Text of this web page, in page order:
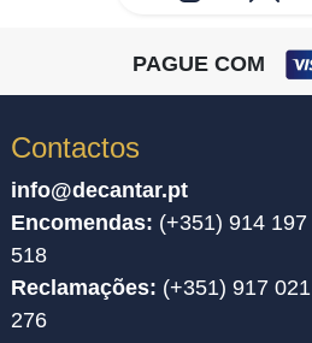
PAGUE COM
Contactos
info@decantar.pt
Encomendas: (+351) 914 197
518
Reclamações: (+351) 917 021
276